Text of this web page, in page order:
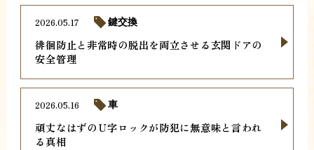
徘徊防止と非常時の脱出を両立させる玄関ドアの
安全管理
2026.05.17 鍵交換
頑丈なはずのＵ字ロックが防犯に無意味と言われ
る真相
2026.05.16 車